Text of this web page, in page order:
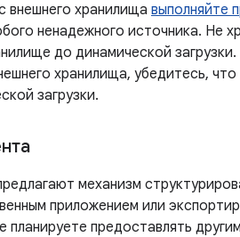
внешнего хранилища выполняйте
ненадежного источника. Не
до динамической
хранилища, убедитесь,
загрузки.
механизм
приложением или
планируете предоставлять